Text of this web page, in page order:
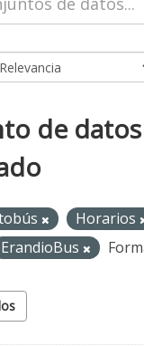
de datos
Horarios
ErandioBus